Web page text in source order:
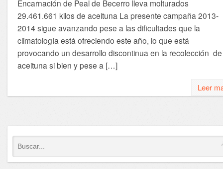
Encarnación de Peal de Becerro lleva molturados
29.461.661 kilos de aceituna La presente campaña 2013-
2014 sigue avanzando pese a las dificultades que la
climatología está ofreciendo este año, lo que está
provocando un desarrollo discontinua en la recolección de
aceituna si bien y pese a […]
Leer